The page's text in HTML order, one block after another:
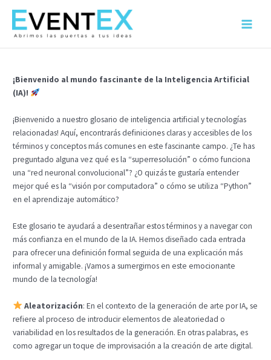
contenido
Main
¡Bienvenido al mundo fascinante de la Inteligencia Artificial
(IA)!
¡Bienvenido a nuestro glosario de inteligencia artificial y tecnologías
relacionadas! Aquí, encontrarás definiciones claras y accesibles de los
términos y conceptos más comunes en este fascinante campo. ¿Te has
preguntado alguna vez qué es la “superresolución” o cómo funciona
una “red neuronal convolucional”? ¿O quizás te gustaría entender
mejor qué es la “visión por computadora” o cómo se utiliza “Python”
en el aprendizaje automático?
Este glosario te ayudará a desentrañar estos términos y a navegar con
más confianza en el mundo de la IA. Hemos diseñado cada entrada
para ofrecer una definición formal seguida de una explicación más
informal y amigable. ¡Vamos a sumergirnos en este emocionante
mundo de la tecnología!
Aleatorización: En el contexto de la generación de arte por IA, se
refiere al proceso de introducir elementos de aleatoriedad o
variabilidad en los resultados de la generación. En otras palabras, es
como agregar un toque de improvisación a la creación de arte digital.